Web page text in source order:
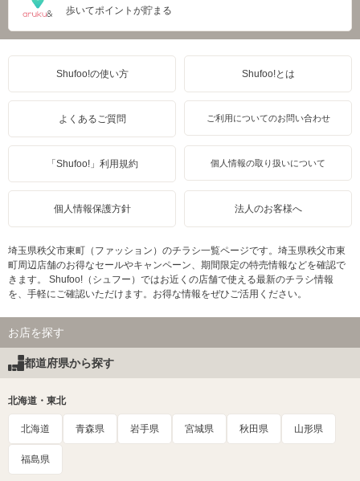
歩いてポイントが貯まる
Shufoo!の使い方 Shufoo!とは
よくあるご質問 ご利用についてのお問い合わせ
「Shufoo!」利用規約 個人情報の取り扱いについて
個人情報保護方針 法人のお客様へ
埼玉県秩父市東町（ファッション）のチラシ一覧ページです。埼玉県秩父市東
町周辺店舗のお得なセールやキャンペーン、期間限定の特売情報などを確認で
きます。 Shufoo!（シュフー）ではお近くの店舗で使える最新のチラシ情報
を、手軽にご確認いただけます。お得な情報をぜひご活用ください。
お店を探す
都道府県から探す
北海道・東北
北海道 青森県 岩手県 宮城県 秋田県 山形県
福島県